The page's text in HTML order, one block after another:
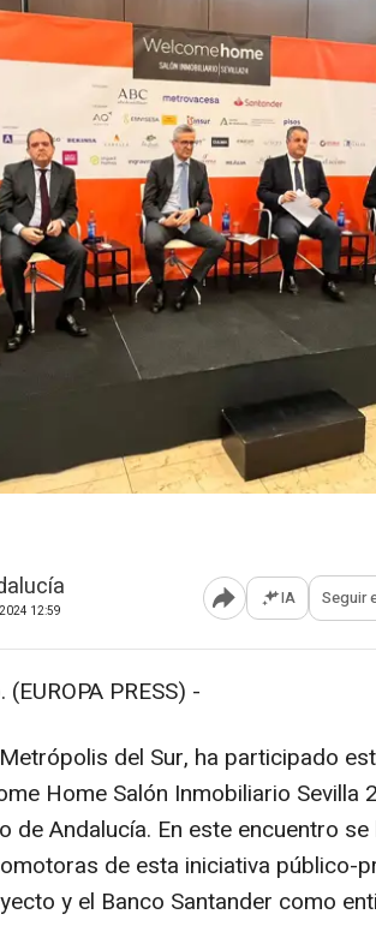
12:59 Abrir opciones
IA Seguir
PRESS) -
del Sur, ha participado
Home Salón Inmobiliario Sevilla
de Andalucía. En este encuentro
de esta iniciativa público-
y el Banco Santander como